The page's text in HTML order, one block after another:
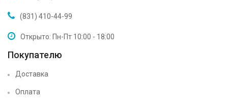
(831) 410-44-99
Открыто: Пн-Пт 10:00 - 18:00
Покупателю
Доставка
Оплата